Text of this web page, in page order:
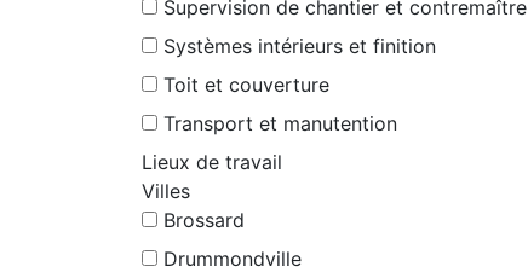
Supervision de chantier et contremaître
Systèmes intérieurs et finition
Toit et couverture
Transport et manutention
Lieux de travail
Villes
Brossard
Drummondville